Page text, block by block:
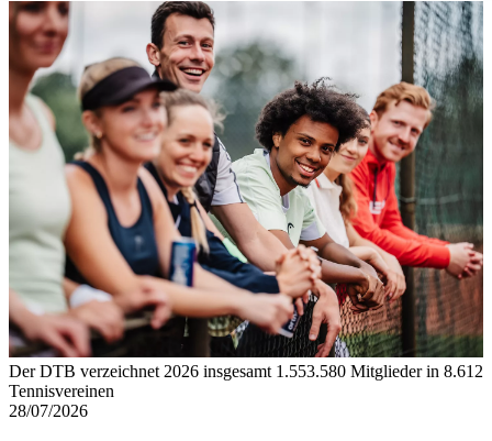
Wir verwenden Cookies, um Inhalte und Anzeigen zu
personalisieren, Funktionen für soziale Medien anbieten
zu können und die Zugriffe auf unsere Website zu
analysieren. Außerdem geben wir Informationen zu Ihrer
Verwendung unserer Website an unsere Partner für
soziale Medien, Werbung und Analysen weiter. Unsere
Partner führen diese Informationen möglicherweise mit
weiteren Daten zusammen, die Sie ihnen bereitgestellt
haben oder die sie im Rahmen Ihrer Nutzung der Dienste
gesammelt haben. Die
Cookie-Einstellungenkönnen
jederzeit über den Link im Footer aufgerufen und
angepasst werden.
Der DTB verzeichnet 2026 insgesamt 1.553.580 Mitglieder in 8.612
Tennisvereinen
28/07/2026